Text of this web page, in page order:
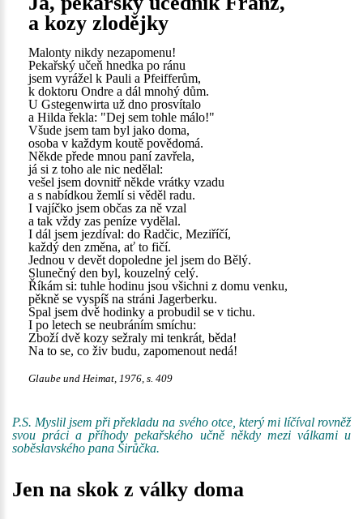
a kozy zlodějky
Malonty nikdy nezapomenu!
Pekařský učeň hnedka po ránu
jsem vyrážel k Pauli a Pfeifferům,
k doktoru Ondre a dál mnohý dům.
U Gstegenwirta už dno prosvítalo
a Hilda řekla: "Dej sem tohle málo!"
Všude jsem tam byl jako doma,
osoba v každym koutě povědomá.
Někde přede mnou paní zavřela,
já si z toho ale nic nedělal:
vešel jsem dovnitř někde vrátky vzadu
a s nabídkou žemlí si věděl radu.
I vajíčko jsem občas za ně vzal
a tak vždy zas peníze vydělal.
I dál jsem jezdíval: do Radčic, Meziříčí,
každý den změna, ať to fičí.
Jednou v devět dopoledne jel jsem do Bělý.
Slunečný den byl, kouzelný celý.
Říkám si: tuhle hodinu jsou všichni z domu venku,
pěkně se vyspíš na stráni Jagerberku.
Spal jsem dvě hodinky a probudil se v tichu.
I po letech se neubráním smíchu:
Zboží dvě kozy sežraly mi tenkrát, běda!
Na to se, co živ budu, zapomenout nedá!
Glaube und Heimat, 1976, s. 409
P.S. Myslil jsem při překladu na svého otce, který mi líčíval rovněž
svou práci a příhody pekařského učně někdy mezi válkami u
soběslavského pana Širůčka.
Jen na skok z války doma